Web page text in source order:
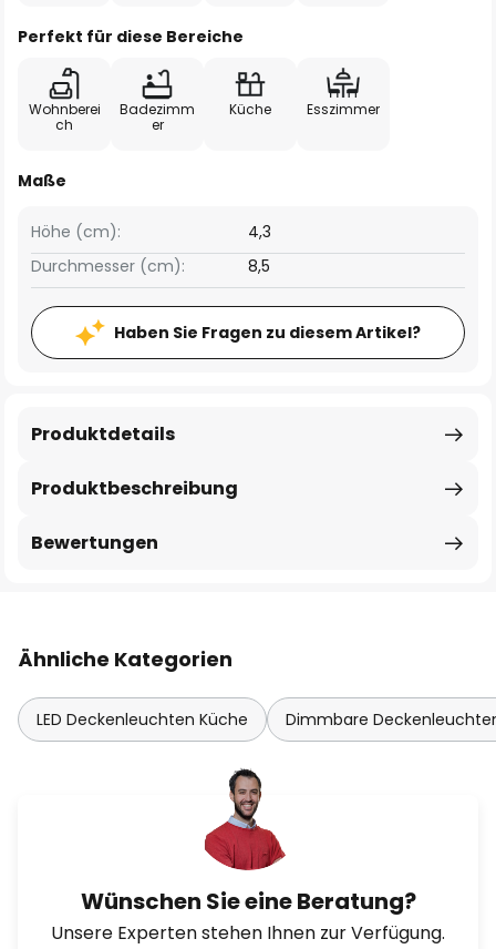
Perfekt für diese Bereiche
Wohnberei
ch
Badezimm
er
Küche Esszimmer
Maße
Höhe (cm):
4,3
Durchmesser (cm):
8,5
Haben Sie Fragen zu diesem Artikel?
Produktbeschreibung
Produktdetails
Bewertungen
Ähnliche Kategorien
LED Deckenleuchten Küche Dimmbare
Wünschen Sie eine Beratung?
Unsere Experten stehen Ihnen zur Verfügung.